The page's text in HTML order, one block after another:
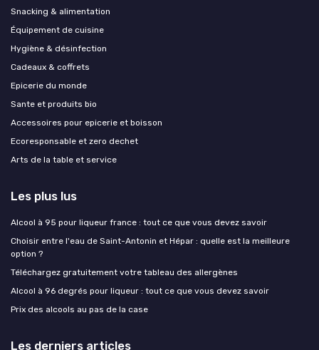
Snacking & alimentation
Équipement de cuisine
Hygiène & désinfection
Cadeaux & coffrets
Epicerie du monde
Sante et produits bio
Accessoires pour epicerie et boisson
Ecoresponsable et zero dechet
Arts de la table et service
Les plus lus
Alcool à 95 pour liqueur france : tout ce que vous devez savoir
Choisir entre l'eau de Saint-Antonin et Hépar : quelle est la meilleure
option ?
Téléchargez gratuitement votre tableau des allergènes
Alcool à 96 degrés pour liqueur : tout ce que vous devez savoir
Prix des alcools au pas de la case
Les derniers articles